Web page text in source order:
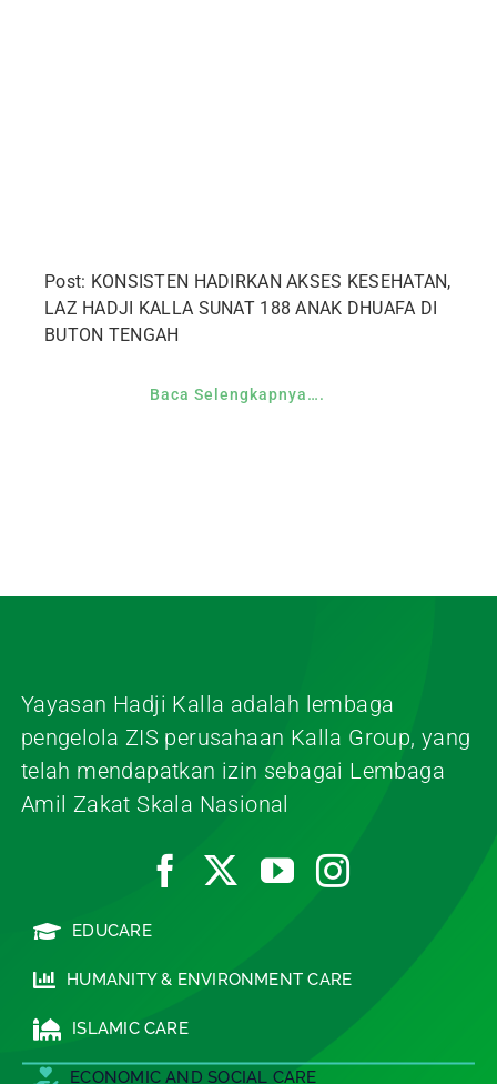
Post: KONSISTEN HADIRKAN AKSES KESEHATAN,
LAZ HADJI KALLA SUNAT 188 ANAK DHUAFA DI
BUTON TENGAH
Baca Selengkapnya….
Yayasan Hadji Kalla adalah lembaga
pengelola ZIS perusahaan Kalla Group, yang
telah mendapatkan izin sebagai Lembaga
Amil Zakat Skala Nasional
EDUCARE
HUMANITY & ENVIRONMENT CARE
ISLAMIC CARE
ECONOMIC AND SOCIAL CARE